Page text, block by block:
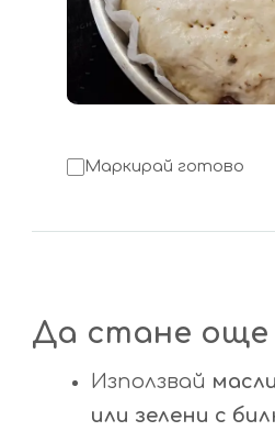
Маркирай готово
Да стане още
Използвай
или зелени с